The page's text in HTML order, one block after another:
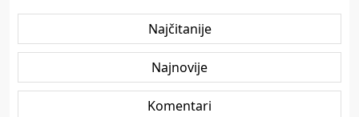
Najčitanije
Najnovije
Komentari